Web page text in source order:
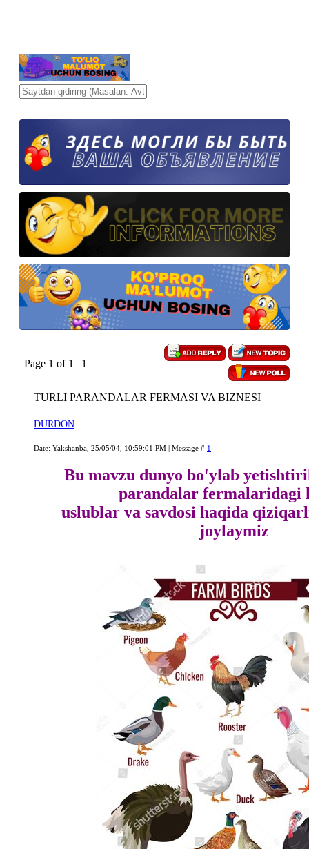
Page 1 of 1 1
TURLI PARANDALAR FERMASI VA BIZNESI
DURDON
Date: Yakshanba, 25/05/04, 10:59:01 PM | Message # 1
Bu mavzu dunyo bo'ylab
parandalar fermalaridagi
uslublar va savdosi haqida
joylaymiz